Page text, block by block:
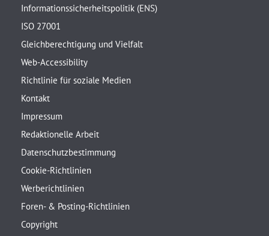
Informationssicherheitspolitik (ENS)
ISO 27001
Gleichberechtigung und Vielfalt
Web-Accessibility
Richtlinie für soziale Medien
Kontakt
Impressum
Redaktionelle Arbeit
Datenschutzbestimmung
Cookie-Richtlinien
Werberichtlinien
Foren- & Posting-Richtlinien
Copyright